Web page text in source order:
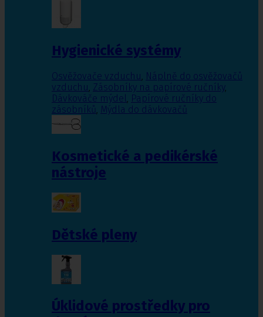
Hygienické systémy
Osvěžovače vzduchu, Náplně do osvěžovačů
vzduchu, Zásobníky na papírové ručníky,
Dávkováče mýdel, Papírové ručníky do
zásobníků, Mýdla do dávkovačů
Kosmetické a pedikérské
nástroje
Dětské pleny
Úklidové prostředky pro